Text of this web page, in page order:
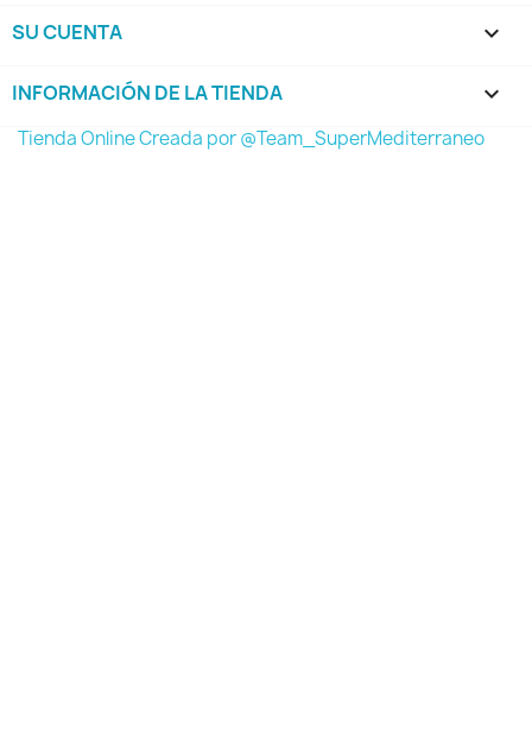
SU CUENTA 
INFORMACIÓN DE LA TIENDA keyboard_arrow_down
Tienda Online Creada por @Team_SuperMediterraneo